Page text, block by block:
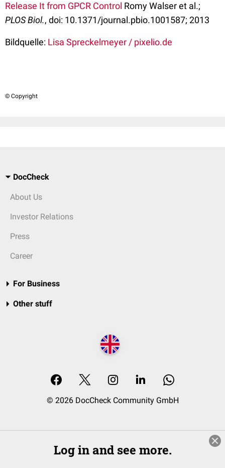
Release It from GPCR Control Romy Walser et al.;
PLOS Biol., doi: 10.1371/journal.pbio.1001587; 2013
Bildquelle: Lisa Spreckelmeyer / pixelio.de
© Copyright
DocCheck
About Us
Investor Relations
Press
Career
For Business
Other stuff
© 2026 DocCheck Community GmbH
Log in and see more.